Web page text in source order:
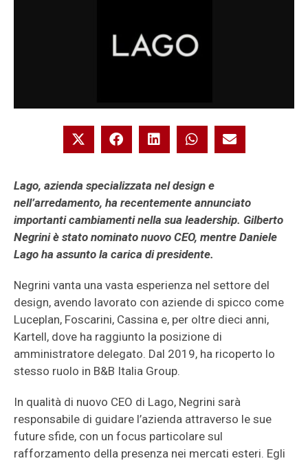
Lago, azienda specializzata nel design e
nell’arredamento, ha recentemente annunciato
importanti cambiamenti nella sua leadership. Gilberto
Negrini è stato nominato nuovo CEO, mentre Daniele
Lago ha assunto la carica di presidente.
Negrini vanta una vasta esperienza nel settore del
design, avendo lavorato con aziende di spicco come
Luceplan, Foscarini, Cassina e, per oltre dieci anni,
Kartell, dove ha raggiunto la posizione di
amministratore delegato. Dal 2019, ha ricoperto lo
stesso ruolo in B&B Italia Group.
In qualità di nuovo CEO di Lago, Negrini sarà
responsabile di guidare l’azienda attraverso le sue
future sfide, con un focus particolare sul
rafforzamento della presenza nei mercati esteri. Egli